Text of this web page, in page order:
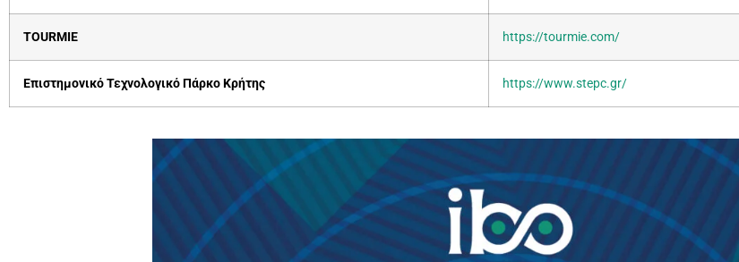
TOURMIE https://tourmie.com/
Επιστημονικό Τεχνολογικό Πάρκο Κρήτης https://www.stepc.gr/